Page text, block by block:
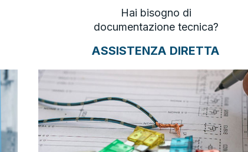
Hai bisogno di
documentazione tecnica?
ASSISTENZA DIRETTA